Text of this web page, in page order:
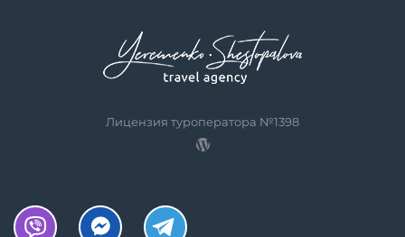
Лицензия туроператора №1398